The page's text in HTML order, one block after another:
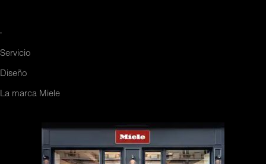
-
Servicio
Diseño
La marca Miele